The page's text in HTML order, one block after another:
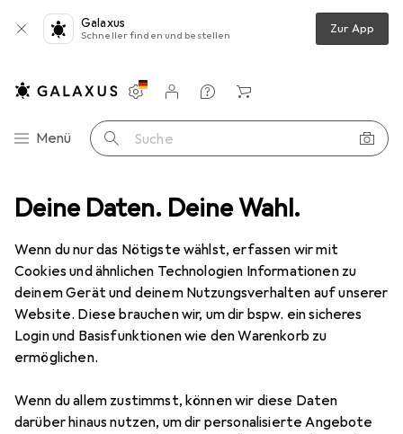
Deine Daten. Deine Wahl.
Wenn du nur das Nötigste wählst, erfassen wir mit
Cookies und ähnlichen Technologien Informationen zu
deinem Gerät und deinem Nutzungsverhalten auf unserer
Website. Diese brauchen wir, um dir bspw. ein sicheres
Login und Basisfunktionen wie den Warenkorb zu
ermöglichen.
Wenn du allem zustimmst, können wir diese Daten
darüber hinaus nutzen, um dir personalisierte Angebote
Galaxus
Schneller finden und bestellen Zur App
Navigation nach Kategorien
Menü Suche
Einstellungen
Kundenkonto
Vergleichslisten
Merklisten
Warenkorb
Klebehaken + Klebenagel tesa Deco-Haken Tapete & Putz
12 Bilder 1 Video
MENGENRABATT
tesaDeco-Haken Tapete & Putz